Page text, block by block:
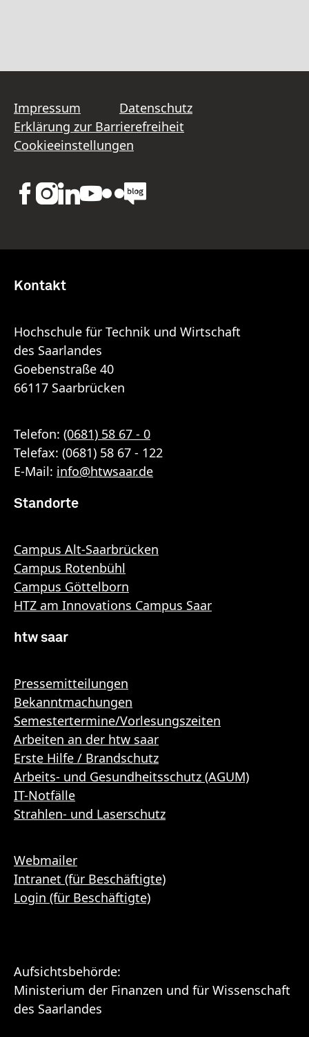
Impressum
Datenschutz
Erklärung zur Barrierefreiheit
Cookieeinstellungen
Kontakt
Hochschule für Technik und Wirtschaft
des Saarlandes
Goebenstraße 40
66117 Saarbrücken
Telefon: (0681) 58 67 - 0
Telefax: (0681) 58 67 - 122
E-Mail: info@htwsaar.de
Standorte
Campus Alt-Saarbrücken
Campus Rotenbühl
Campus Göttelborn
HTZ am Innovations Campus Saar
htw saar
Pressemitteilungen
Bekanntmachungen
Semestertermine/Vorlesungszeiten
Arbeiten an der htw saar
Erste Hilfe / Brandschutz
Arbeits- und Gesundheitsschutz (AGUM)
IT-Notfälle
Strahlen- und Laserschutz
Webmailer
Intranet (für Beschäftigte)
Login (für Beschäftigte)
Aufsichtsbehörde:
Ministerium der Finanzen und für Wissenschaft
des Saarlandes